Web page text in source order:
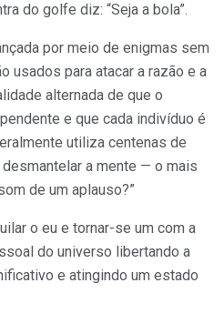
do golfe diz: “Seja a bola”.
por meio de enigmas sem
usados para atacar a razão e a
alternada de que o
e que cada indivíduo é
utiliza centenas de
a mente — o mais
de um aplauso?”
o eu e tornar-se um com a
do universo libertando a
e atingindo um estado